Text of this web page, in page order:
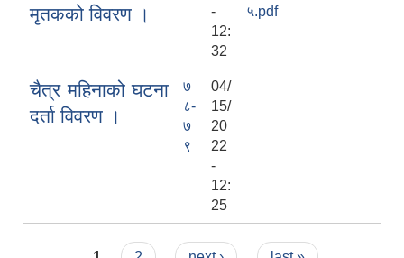
मृतकको विवरण ।
-
12:
32
५.pdf
चैत्र महिनाको घटना
दर्ता विवरण ।
७
८-
७
९
04/
15/
20
22
-
12:
25